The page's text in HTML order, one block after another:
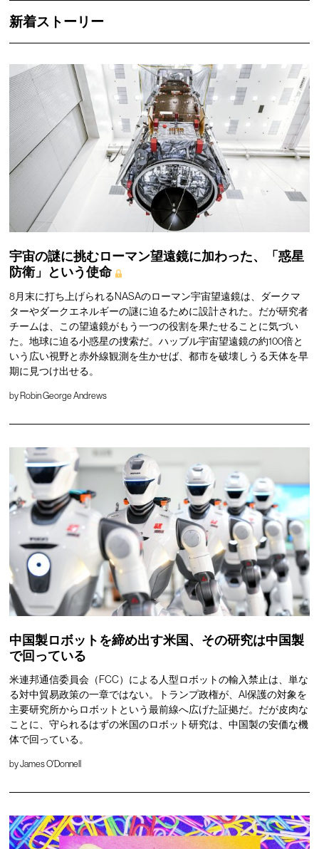
新着ストーリー
宇宙の謎に挑むローマン望遠鏡に加わった、「惑星
防衛」という使命
8月末に打ち上げられるNASAのローマン宇宙望遠鏡は、ダークマ
ターやダークエネルギーの謎に迫るために設計された。だが研究者
チームは、この望遠鏡がもう一つの役割を果たせることに気づい
た。地球に迫る小惑星の捜索だ。ハッブル宇宙望遠鏡の約100倍と
いう広い視野と赤外線観測を生かせば、都市を破壊しうる天体を早
期に見つけ出せる。
by Robin George Andrews
中国製ロボットを締め出す米国、その研究は中国製
で回っている
米連邦通信委員会（FCC）による人型ロボットの輸入禁止は、単な
る対中貿易政策の一章ではない。トランプ政権が、AI保護の対象を
主要研究所からロボットという最前線へ広げた証拠だ。だが皮肉な
ことに、守られるはずの米国のロボット研究は、中国製の安価な機
体で回っている。
byJames O'Donnell